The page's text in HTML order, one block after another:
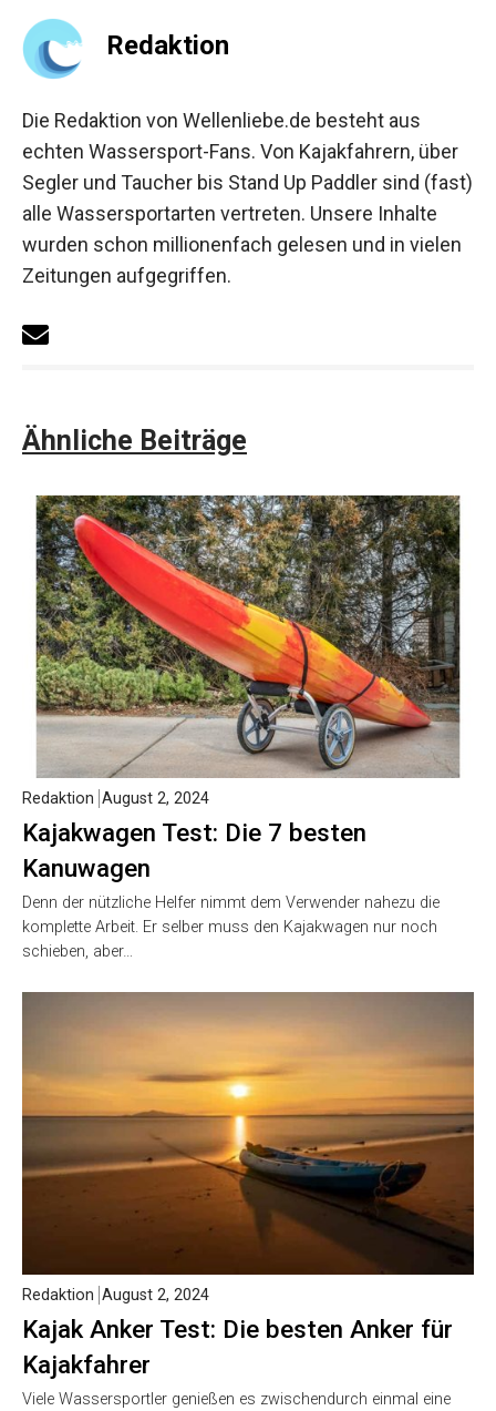
Redaktion
Die Redaktion von Wellenliebe.de besteht aus
echten Wassersport-Fans. Von Kajakfahrern, über
Segler und Taucher bis Stand Up Paddler sind (fast)
alle Wassersportarten vertreten. Unsere Inhalte
wurden schon millionenfach gelesen und in vielen
Zeitungen aufgegriffen.
Ähnliche Beiträge
Kajakwagen Test: Die 7 besten
Kanuwagen
Redaktion August 2, 2024
Denn der nützliche Helfer nimmt dem Verwender nahezu die
komplette Arbeit. Er selber muss den Kajakwagen nur noch
schieben, aber…
Kajak Anker Test: Die besten Anker für
Kajakfahrer
Redaktion August 2, 2024
Viele Wassersportler genießen es zwischendurch einmal eine